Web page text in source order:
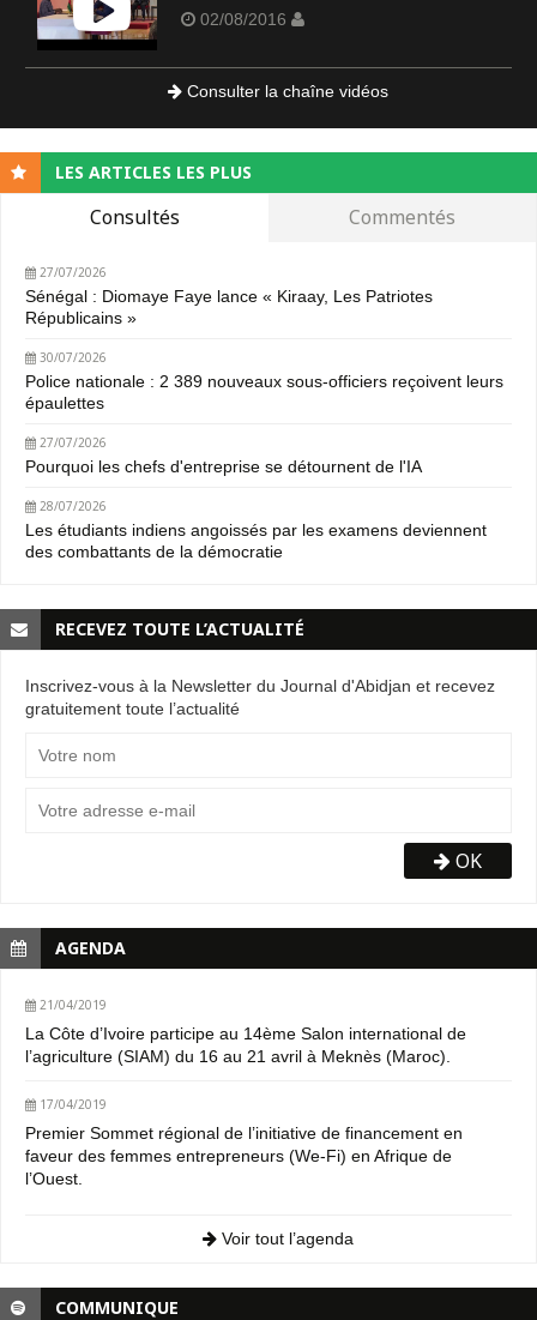
02/08/2016
Consulter la chaîne vidéos
LES ARTICLES LES PLUS
Consultés Commentés
27/07/2026
Sénégal : Diomaye Faye lance « Kiraay, Les Patriotes
Républicains »
30/07/2026
Police nationale : 2 389 nouveaux sous-officiers reçoivent leurs
épaulettes
27/07/2026
Pourquoi les chefs d'entreprise se détournent de l'IA
28/07/2026
Les étudiants indiens angoissés par les examens deviennent
des combattants de la démocratie
RECEVEZ TOUTE L’ACTUALITÉ
Inscrivez-vous à la Newsletter du Journal d'Abidjan et recevez
gratuitement toute l’actualité
OK
AGENDA
21/04/2019
La Côte d’Ivoire participe au 14ème Salon international de
l’agriculture (SIAM) du 16 au 21 avril à Meknès (Maroc).
17/04/2019
Premier Sommet régional de l’initiative de financement en
faveur des femmes entrepreneurs (We-Fi) en Afrique de
l’Ouest.
Voir tout l’agenda
COMMUNIQUE